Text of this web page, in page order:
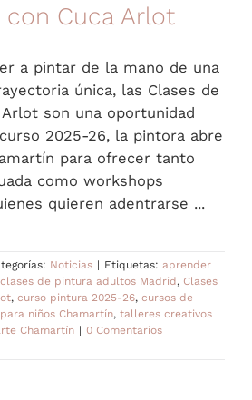
Cuca Arlot
a pintar de la mano de una
única, las Clases de
son una oportunidad
2025-26, la pintora abre
para ofrecer tanto
como workshops
quieren adentrarse ...
Noticias | Etiquetas: aprender
clases de pintura adultos Madrid, Clases
, curso pintura 2025-26, cursos de
niños Chamartín, talleres creativos
Chamartín | 0 Comentarios